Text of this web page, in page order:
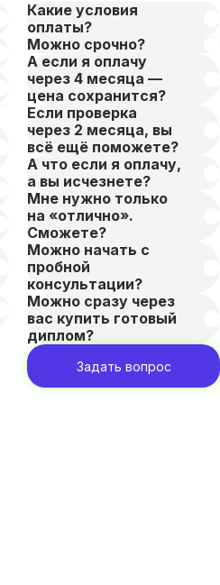
Какие условия
оплаты?
Можно срочно?
А если я оплачу
через 4 месяца —
цена сохранится?
Если проверка
через 2 месяца, вы
всё ещё поможете?
А что если я оплачу,
а вы исчезнете?
Мне нужно только
на «отлично».
Сможете?
Можно начать с
пробной
консультации?
Можно сразу через
вас купить готовый
диплом?
Задать вопрос